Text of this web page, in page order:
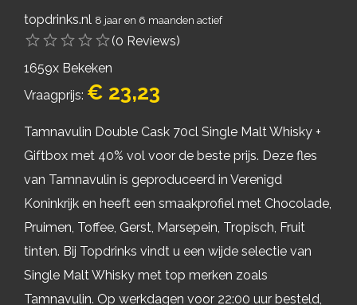
topdrinks.nl 8 jaar en 6 maanden actief
(0 Reviews)
1659x Bekeken
Vraagprijs: € 23,23
Tamnavulin Double Cask 70cl Single Malt Whisky +
Giftbox met 40% vol voor de beste prijs. Deze fles
van Tamnavulin is geproduceerd in Verenigd
Koninkrijk en heeft een smaakprofiel met Chocolade,
Pruimen, Toffee, Gerst, Marsepein, Tropisch, Fruit
tinten. Bij Topdrinks vindt u een wijde selectie van
Single Malt Whisky met top merken zoals
Tamnavulin. Op werkdagen voor 22:00 uur besteld,